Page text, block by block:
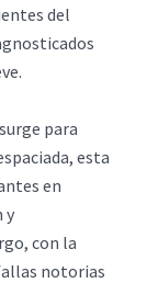
del
para
esta
en
y
con la
notorias